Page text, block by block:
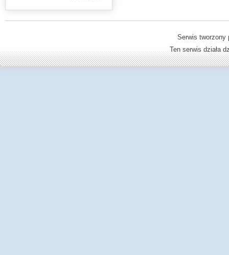
Serwis
Ten serwis działa